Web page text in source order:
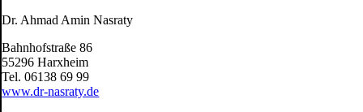
Dr. Ahmad Amin Nasraty
Bahnhofstraße 86
55296 Harxheim
Tel. 06138 69 99
www.dr-nasraty.de